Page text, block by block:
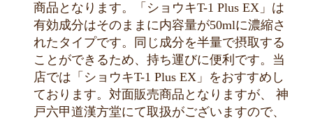
商品となります。「ショウキT-1 Plus EX」は
有効成分はそのままに内容量が50mlに濃縮さ
れたタイプです。同じ成分を半量で摂取する
ことができるため、持ち運びに便利です。当
店では「ショウキT-1 Plus EX」をおすすめし
ております。対面販売商品となりますが、 神
戸六甲道漢方堂にて取扱がございますので、